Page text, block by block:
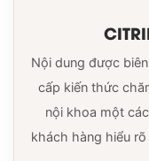
Nội dung được
cấp kiến thức
nội khoa một
khách hàng hiểu